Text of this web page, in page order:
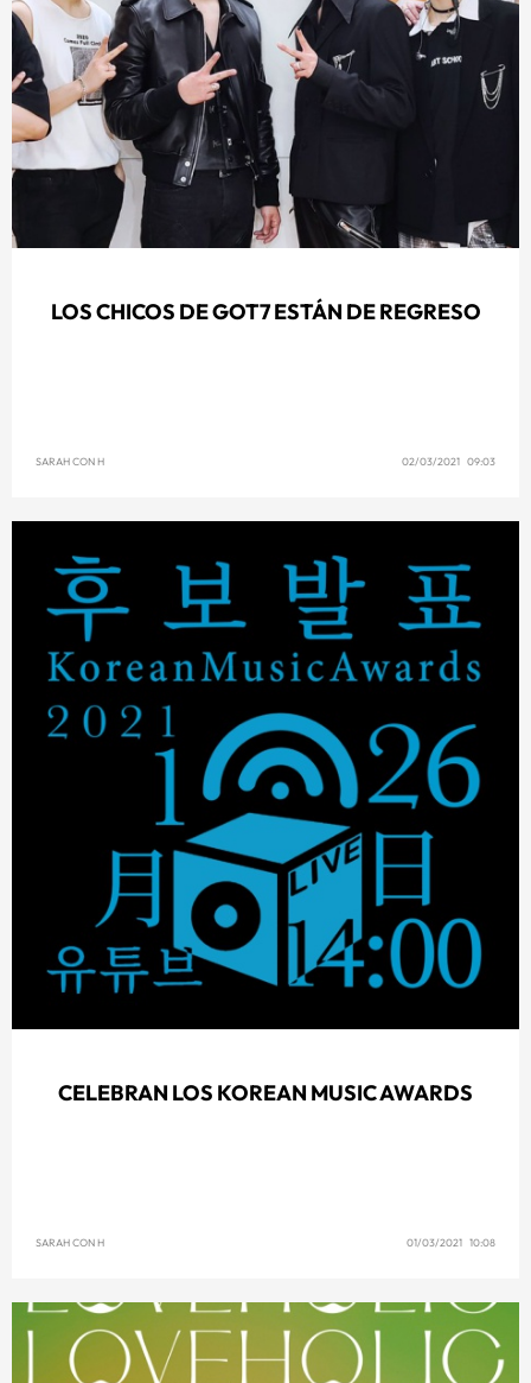
LOS CHICOS DE GOT7 ESTÁN DE REGRESO
SARAH CON H 02/03/2021 09:03
CELEBRAN LOS KOREAN MUSIC AWARDS
SARAH CON H 01/03/2021 10:08